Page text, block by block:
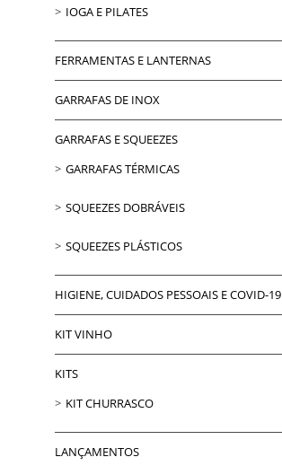
IOGA E PILATES
FERRAMENTAS E LANTERNAS
GARRAFAS DE INOX
GARRAFAS E SQUEEZES
GARRAFAS TÉRMICAS
SQUEEZES DOBRÁVEIS
SQUEEZES PLÁSTICOS
HIGIENE, CUIDADOS PESSOAIS E COVID-19
KIT VINHO
KITS
KIT CHURRASCO
LANÇAMENTOS